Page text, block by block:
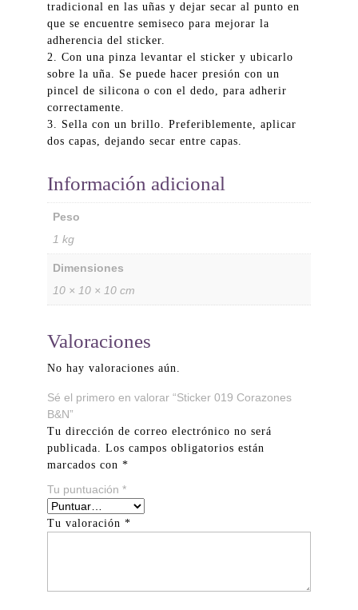
tradicional en las uñas y dejar secar al punto en
que se encuentre semiseco para mejorar la
adherencia del sticker.
2. Con una pinza levantar el sticker y ubicarlo
sobre la uña. Se puede hacer presión con un
pincel de silicona o con el dedo, para adherir
correctamente.
3. Sella con un brillo. Preferiblemente, aplicar
dos capas, dejando secar entre capas.
Información adicional
Peso
1 kg
Dimensiones
10 × 10 × 10 cm
Valoraciones
No hay valoraciones aún.
Sé el primero en valorar “Sticker 019 Corazones
B&N”
Tu dirección de correo electrónico no será
publicada. Los campos obligatorios están
marcados con *
Tu puntuación *
Tu valoración *